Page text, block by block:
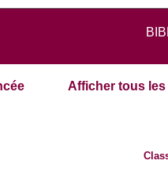
Afficher tous les